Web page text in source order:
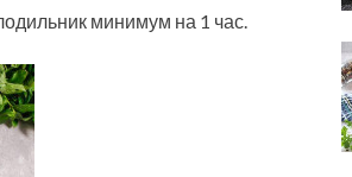
минимум на 1 час.